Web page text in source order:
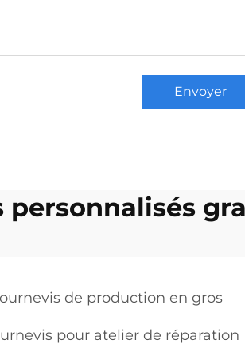
Envoyer
de production en gros
pour atelier de réparation